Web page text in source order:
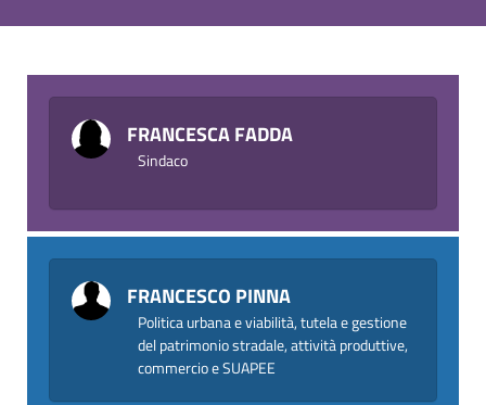
FRANCESCA FADDA
Sindaco
FRANCESCO PINNA
Politica urbana e viabilità, tutela e gestione
del patrimonio stradale, attività produttive,
commercio e SUAPEE